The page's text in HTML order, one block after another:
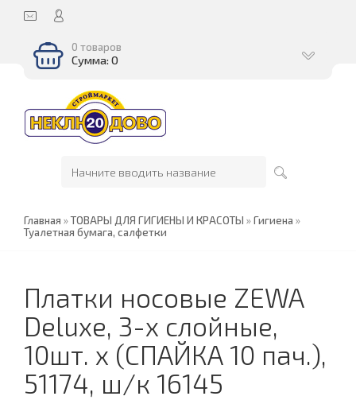
0 товаров
Сумма: 0
Главная »ТОВАРЫ ДЛЯ ГИГИЕНЫ И КРАСОТЫ »Гигиена »
Туалетная бумага, салфетки
Платки носовые ZEWA
Deluxe, 3-х слойные,
10шт. х (СПАЙКА 10 пач.),
51174, ш/к 16145